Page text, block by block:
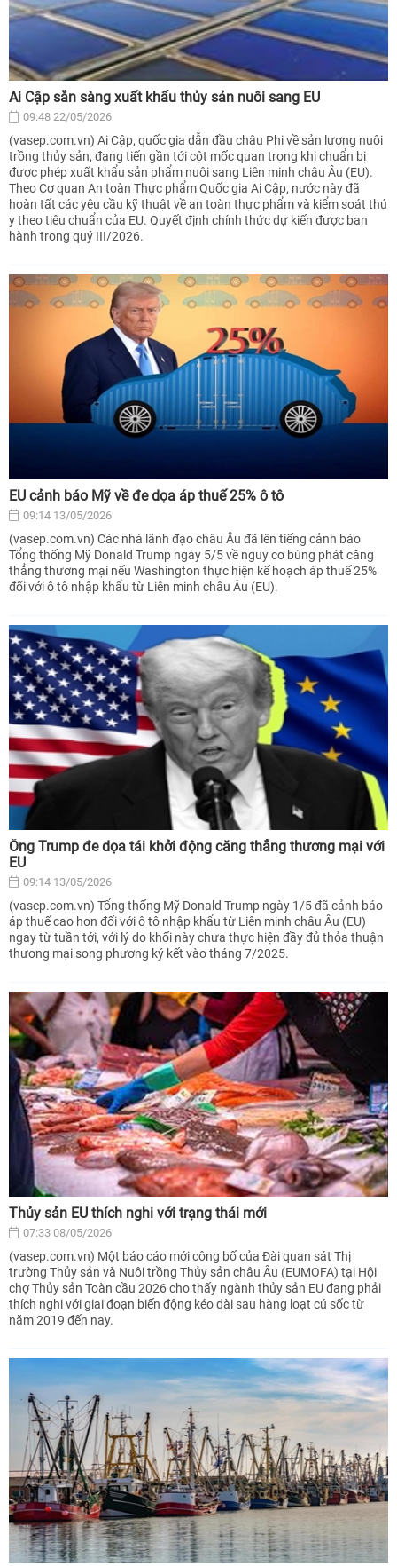
Ai Cập sẵn sàng xuất khẩu thủy sản nuôi sang EU
09:48 22/05/2026
(vasep.com.vn) Ai Cập, quốc gia dẫn đầu châu Phi về sản lượng nuôi
trồng thủy sản, đang tiến gần tới cột mốc quan trọng khi chuẩn bị
được phép xuất khẩu sản phẩm nuôi sang Liên minh châu Âu (EU).
Theo Cơ quan An toàn Thực phẩm Quốc gia Ai Cập, nước này đã
hoàn tất các yêu cầu kỹ thuật về an toàn thực phẩm và kiểm soát thú
y theo tiêu chuẩn của EU. Quyết định chính thức dự kiến được ban
hành trong quý III/2026.
EU cảnh báo Mỹ về đe dọa áp thuế 25% ô tô
09:14 13/05/2026
(vasep.com.vn) Các nhà lãnh đạo châu Âu đã lên tiếng cảnh báo
Tổng thống Mỹ Donald Trump ngày 5/5 về nguy cơ bùng phát căng
thẳng thương mại nếu Washington thực hiện kế hoạch áp thuế 25%
đối với ô tô nhập khẩu từ Liên minh châu Âu (EU).
Ông Trump đe dọa tái khởi động căng thẳng thương mại với
EU
09:14 13/05/2026
(vasep.com.vn) Tổng thống Mỹ Donald Trump ngày 1/5 đã cảnh báo
áp thuế cao hơn đối với ô tô nhập khẩu từ Liên minh châu Âu (EU)
ngay từ tuần tới, với lý do khối này chưa thực hiện đầy đủ thỏa thuận
thương mại song phương ký kết vào tháng 7/2025.
Thủy sản EU thích nghi với trạng thái mới
07:33 08/05/2026
(vasep.com.vn) Một báo cáo mới công bố của Đài quan sát Thị
trường Thủy sản và Nuôi trồng Thủy sản châu Âu (EUMOFA) tại Hội
chợ Thủy sản Toàn cầu 2026 cho thấy ngành thủy sản EU đang phải
thích nghi với giai đoạn biến động kéo dài sau hàng loạt cú sốc từ
năm 2019 đến nay.